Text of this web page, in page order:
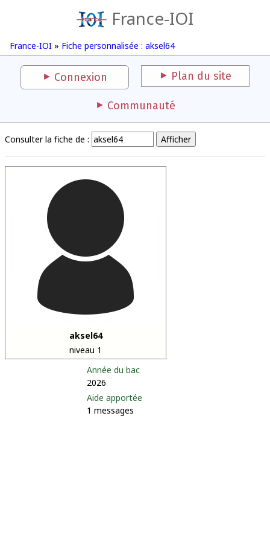
France-IOI
France-IOI » Fiche personnalisée : aksel64
Connexion Plan du site
Communauté
Consulter la fiche de :
aksel64
niveau 1
Année du bac
2026
Aide apportée
1 messages